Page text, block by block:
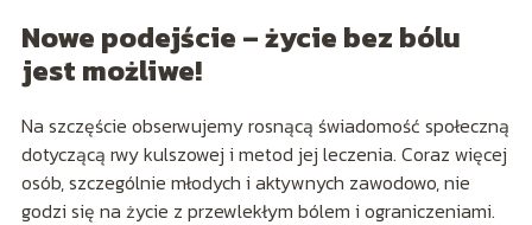
Nowe podejście – życie bez bólu
jest możliwe!
Na szczęście obserwujemy rosnącą świadomość społeczną
dotyczącą rwy kulszowej i metod jej leczenia. Coraz więcej
osób, szczególnie młodych i aktywnych zawodowo, nie
godzi się na życie z przewlekłym bólem i ograniczeniami.